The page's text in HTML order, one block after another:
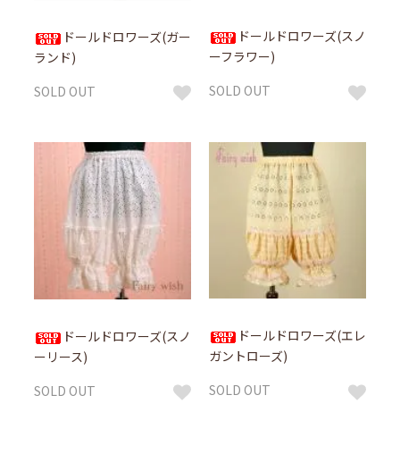
ドールドロワーズ(ガー
ランド)
SOLD OUT
ドールドロワーズ(スノ
ーフラワー)
SOLD OUT
ドールドロワーズ(スノ
ーリース)
SOLD OUT
ドールドロワーズ(エレ
ガントローズ)
SOLD OUT